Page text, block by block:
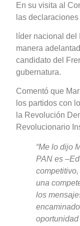
En su visita al
las declaraciones
líder nacional del
manera
candidato del
gubernatura.
Comentó que
los partidos con
la Revolución
Revolucionario
“Me lo dijo
PAN es
una
los